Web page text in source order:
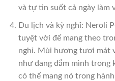
và tự tin suốt cả ngày làm
Du lịch và kỳ nghỉ: Neroli
tuyệt vời để mang theo
nghỉ. Mùi hương tươi mát
như đang đắm mình trong
có thể mang nó trong